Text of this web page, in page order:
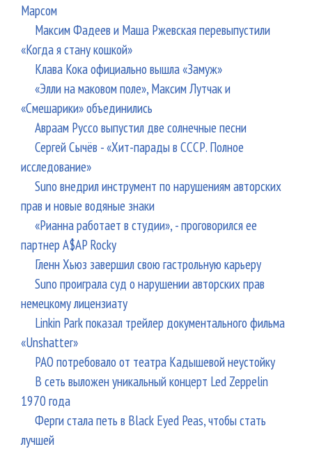
Марсом
Максим Фадеев и Маша Ржевская перевыпустили
«Когда я стану кошкой»
Клава Кока официально вышла «Замуж»
«Элли на маковом поле», Максим Лутчак и
«Смешарики» объединились
Авраам Руссо выпустил две солнечные песни
Сергей Сычёв - «Хит-парады в СССР. Полное
исследование»
Suno внедрил инструмент по нарушениям авторских
прав и новые водяные знаки
«Рианна работает в студии», - проговорился ее
партнер A$AP Rocky
Гленн Хьюз завершил свою гастрольную карьеру
Suno проиграла суд о нарушении авторских прав
немецкому лицензиату
Linkin Park показал трейлер документального фильма
«Unshatter»
РАО потребовало от театра Кадышевой неустойку
В сеть выложен уникальный концерт Led Zeppelin
1970 года
Ферги стала петь в Black Eyed Peas, чтобы стать
лучшей